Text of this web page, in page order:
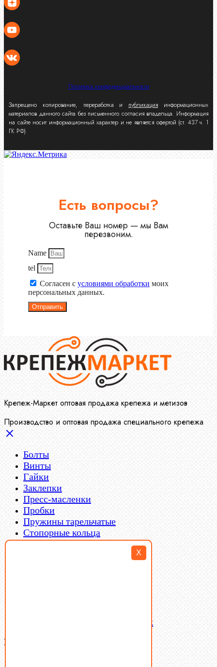
X
Политика конфиденциальности
Запрещено копирование, переработка и публикация информационных
материалов данного сайта без письменного согласия владельца. Информация
на сайте носит информационный характер и не является офертой (ст. 437 ч. 1
ГК РФ).
Есть вопросы?
Оставьте Ваш номер — мы Вам
перезвоним.
Name
tel
Согласен с условиями обработки моих
персональных данных.
Отправить
Крепеж-Маркет оптовая продажа крепежа и метизов
Производство и оптовая продажа специального крепежа
Болты
Винты
Гайки
Заклепки
Пресс-масленки
Пробки
Пружины тарельчатые
Стопорные кольца
Такелаж
Латунный и бронзовый крепеж
Ваша корзина